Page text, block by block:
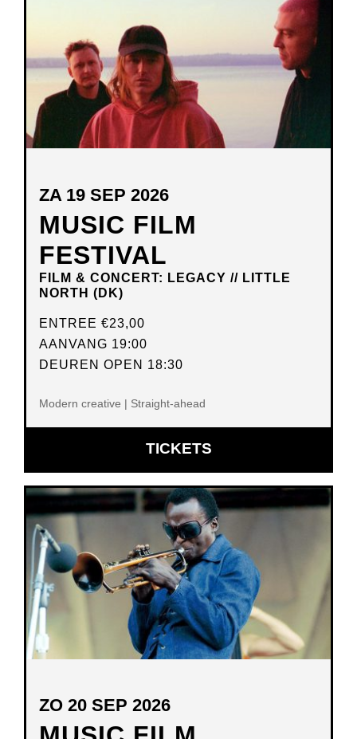
VENSTER
MUSIC FILM
FESTIVAL
FILM & CONCERT: LEGACY // LITTLE
NORTH (DK)
ZA 19 SEP 2026
ENTREE €23,00
AANVANG 19:00
DEUREN OPEN 18:30
Modern creative | Straight-ahead
TICKETSOPENT
IN
NIEUW
VENSTER
ZO 20 SEP 2026